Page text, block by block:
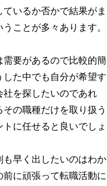
いるか否かで結果がま
ことが多々あります。
需要があるので比較的簡
した中でも自分が希望す
社を探したいのであれ
の職種だけを取り扱う
に任せると良いでしょ
も早く出したいのはわか
前に頑張って転職活動に